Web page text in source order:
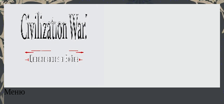
Меню